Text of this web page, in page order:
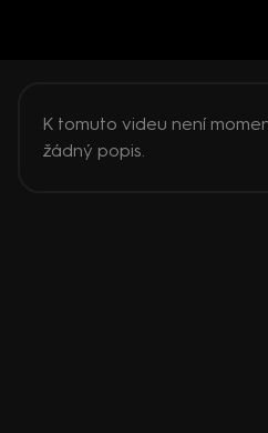
K tomuto videu není
žádný popis.